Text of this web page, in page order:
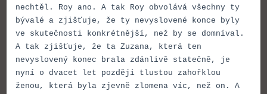
nechtěl. Roy ano. A tak Roy obvolává všechny ty
bývalé a zjišťuje, že ty nevyslovené konce byly
ve skutečnosti konkrétnější, než by se domníval.
A tak zjišťuje, že ta Zuzana, která ten
nevyslovený konec brala zdánlivě statečně, je
nyní o dvacet let později tlustou zahořklou
ženou, která byla zjevně zlomena víc, než on. A